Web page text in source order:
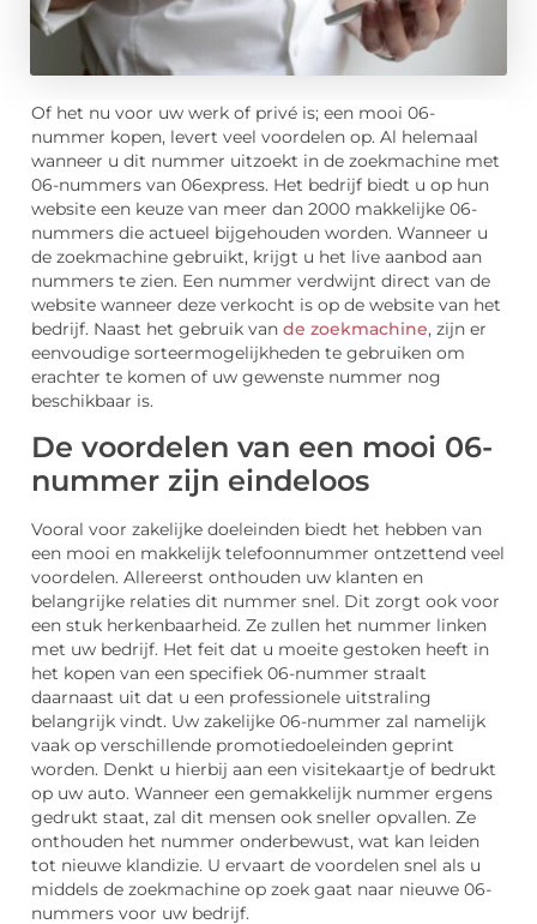
Of het nu voor uw werk of privé is; een mooi 06-
nummer kopen, levert veel voordelen op. Al helemaal
wanneer u dit nummer uitzoekt in de zoekmachine met
06-nummers van 06express. Het bedrijf biedt u op hun
website een keuze van meer dan 2000 makkelijke 06-
nummers die actueel bijgehouden worden. Wanneer u
de zoekmachine gebruikt, krijgt u het live aanbod aan
nummers te zien. Een nummer verdwijnt direct van de
website wanneer deze verkocht is op de website van het
bedrijf. Naast het gebruik van de zoekmachine, zijn er
eenvoudige sorteermogelijkheden te gebruiken om
erachter te komen of uw gewenste nummer nog
beschikbaar is.
De voordelen van een mooi 06-
nummer zijn eindeloos
Vooral voor zakelijke doeleinden biedt het hebben van
een mooi en makkelijk telefoonnummer ontzettend veel
voordelen. Allereerst onthouden uw klanten en
belangrijke relaties dit nummer snel. Dit zorgt ook voor
een stuk herkenbaarheid. Ze zullen het nummer linken
met uw bedrijf. Het feit dat u moeite gestoken heeft in
het kopen van een specifiek 06-nummer straalt
daarnaast uit dat u een professionele uitstraling
belangrijk vindt. Uw zakelijke 06-nummer zal namelijk
vaak op verschillende promotiedoeleinden geprint
worden. Denkt u hierbij aan een visitekaartje of bedrukt
op uw auto. Wanneer een gemakkelijk nummer ergens
gedrukt staat, zal dit mensen ook sneller opvallen. Ze
onthouden het nummer onderbewust, wat kan leiden
tot nieuwe klandizie. U ervaart de voordelen snel als u
middels de zoekmachine op zoek gaat naar nieuwe 06-
nummers voor uw bedrijf.